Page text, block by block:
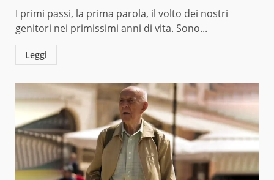
I primi passi, la prima parola, il volto dei nostri
genitori nei primissimi anni di vita. Sono...
Leggi